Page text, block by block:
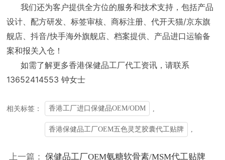
我们还为客户提供全方位的服务和技术支持，包括产品
设计、配方研发、标签审核、商标注册、代开天猫/京东旗
舰店、抖音/快手海外旗舰店、档案提供、产品进口运输备
案和报关入仓！
如需了解更多香港保健品工厂代工资讯，请联系
13652414553 钟女士
相关标签： 香港工厂进口保健品OEM/ODM
香港保健品工厂OEM五色灵芝胶囊代工贴牌
上一篇： 保健品工厂OEM氨糖软骨素/MSM代工贴牌